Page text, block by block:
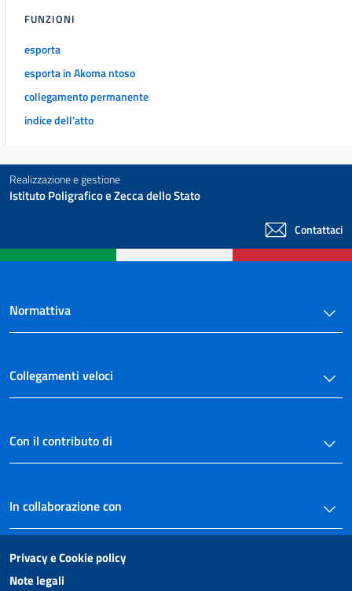
FUNZIONI
esporta
esporta in Akoma ntoso
collegamento permanente
indice dell'atto
Realizzazione e gestione
Istituto Poligrafico e Zecca dello Stato
Contattaci
Normattiva
Collegamenti veloci
Con il contributo di
In collaborazione con
Privacy e Cookie policy
Note legali